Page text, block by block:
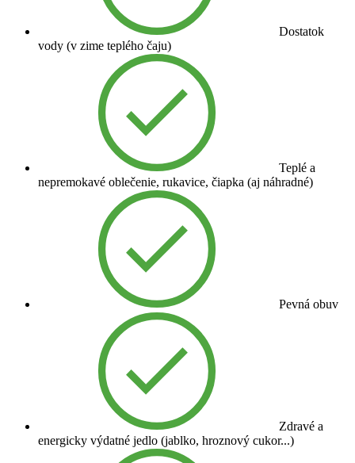
Dostatok
vody (v zime teplého čaju)
Teplé a
nepremokavé oblečenie, rukavice, čiapka (aj náhradné)
Pevná obuv
Zdravé a
energicky výdatné jedlo (jablko, hroznový cukor...)